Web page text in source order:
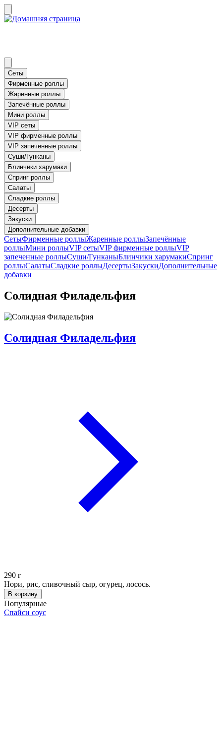
Сеты
Фирменные роллы
Жаренные роллы
Запечённые роллы
Мини роллы
VIP сеты
VIP фирменные роллы
VIP запеченные роллы
Суши/Гунканы
Блинчики харумаки
Спринг роллы
Салаты
Сладкие роллы
Десерты
Закуски
Дополнительные добавки
СетыФирменные роллыЖаренные роллыЗапечённые
роллыМини роллыVIP сетыVIP фирменные роллыVIP
запеченные роллыСуши/ГунканыБлинчики харумакиСпринг
роллыСалатыСладкие роллыДесертыЗакускиДополнительные
добавки
Солидная Филадельфия
Солидная Филадельфия
290 г
Нори, рис, сливочный сыр, огурец, лосось.
В корзину
Популярные
Спайси соус